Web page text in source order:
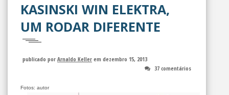
KASINSKI WIN ELEKTRA,
UM RODAR DIFERENTE
publicado por Arnaldo Keller em dezembro 15, 2013
37 comentários
Fotos: autor